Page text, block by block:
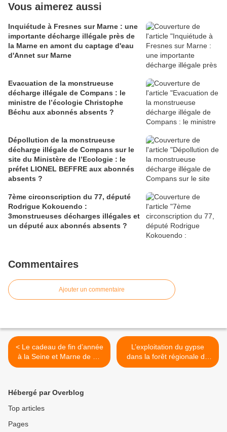
Vous aimerez aussi
Inquiétude à Fresnes sur Marne : une
importante décharge illégale près de
la Marne en amont du captage d'eau
d'Annet sur Marne
Evacuation de la monstrueuse
décharge illégale de Compans : le
ministre de l’écologie Christophe
Béchu aux abonnés absents ?
Dépollution de la monstrueuse
décharge illégale de Compans sur le
site du Ministère de l’Ecologie : le
préfet LIONEL BEFFRE aux abonnés
absents ?
7ème circonscription du 77, député
Rodrigue Kokouendo :
3monstrueuses décharges illégales et
un député aux abonnés absents ?
Commentaires
Ajouter un commentaire
< Le cadeau de fin d’année
à la Seine et Marne de M.
le préfet Jean-Luc Marx : 2
L’exploitation du gypse
dans la forêt régionale de
Montgé en Goële : une
Hébergé par Overblog
Top articles
Pages